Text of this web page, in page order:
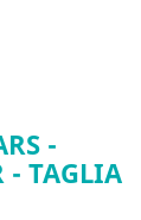
-
- TAGLIA